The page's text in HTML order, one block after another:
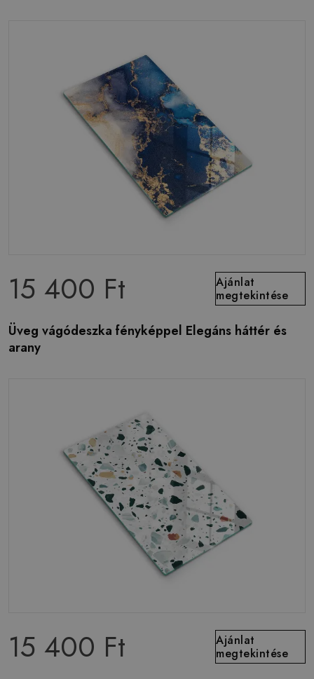
15 400 Ft
Ajánlat
megtekintése
Üveg vágódeszka fényképpel Elegáns háttér és
arany
15 400 Ft
Ajánlat
megtekintése